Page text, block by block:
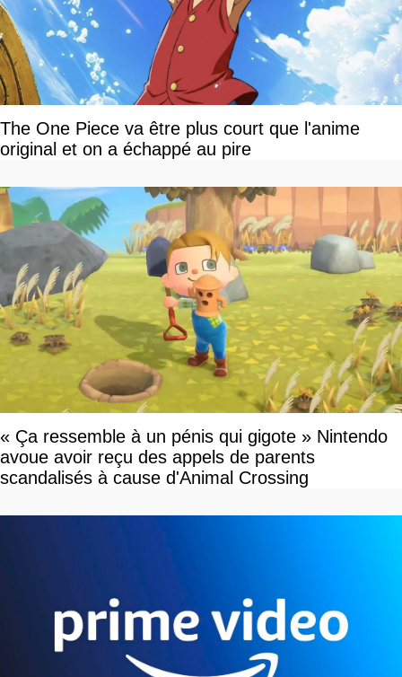
The One Piece va être plus court que l'anime
original et on a échappé au pire
« Ça ressemble à un pénis qui gigote » Nintendo
avoue avoir reçu des appels de parents
scandalisés à cause d'Animal Crossing